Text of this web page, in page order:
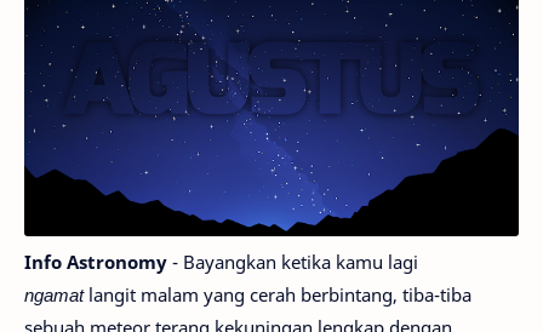
Info Astronomy - Bayangkan ketika kamu lagi
ngamatlangit malam yang cerah berbintang, tiba-tiba